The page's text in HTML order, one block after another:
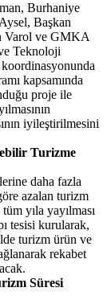
Burhaniye
Başkan
Varol ve GMKA
Teknoloji
kapsamında
proje ile
iyileştirilmesini
Turizme
daha fazla
azalan turizm
yıla yayılması
tesisi kurularak,
turizm ürün ve
rekabet
Süresi